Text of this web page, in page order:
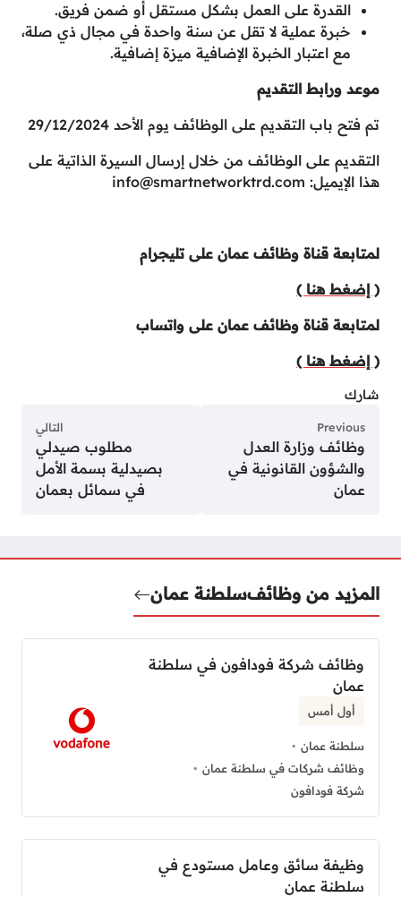
القدرة على العمل بشكل مستقل أو ضمن فريق.
خبرة عملية لا تقل عن سنة واحدة في مجال ذي صلة،
مع اعتبار الخبرة الإضافية ميزة إضافية.
موعد ورابط التقديم
تم فتح باب التقديم على الوظائف يوم الأحد 29/12/2024
التقديم على الوظائف من خلال إرسال السيرة الذاتية على
هذا الإيميل: info@smartnetworktrd.com
لمتابعة قناة وظائف عمان على تليجرام
( إضغط هنا )
لمتابعة قناة وظائف عمان على واتساب
( إضغط هنا )
شارك
Previous
وظائف وزارة العدل
والشؤون القانونية في
عمان
التالي
مطلوب صيدلي
بصيدلية بسمة الأمل
في سمائل بعمان
المزيد من وظائفسلطنة عمان
وظائف شركة فودافون في سلطنة
عمان
أول أمس
سلطنة عمان
وظائف شركات في سلطنة عمان
شركة فودافون
وظيفة سائق وعامل مستودع في
سلطنة عمان